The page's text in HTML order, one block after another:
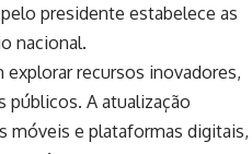
presidente estabelece as
nacional.
recursos inovadores,
A atualização
móveis e plataformas digitais,